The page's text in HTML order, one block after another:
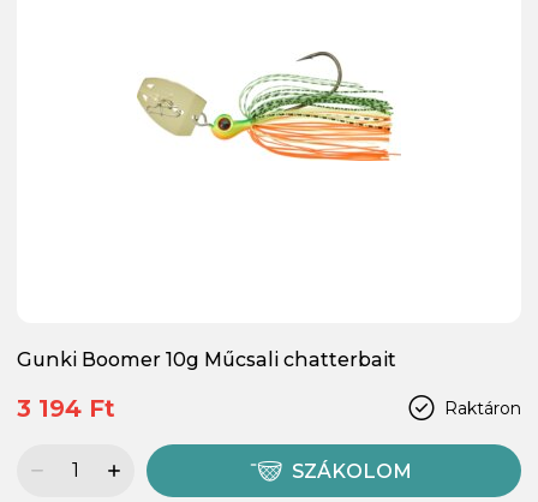
Gunki Boomer 10g Műcsali chatterbait
Raktáron
3 194 Ft
SZÁKOLOM